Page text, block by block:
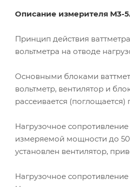
Описание измерителя М3-
Принцип действия
вольтметра на отводе
Основными блоками
вольтметр, вентилятор и
рассеивается
Нагрузочное
измеряемой мощности до
установлен вентилятор,
Нагрузочное